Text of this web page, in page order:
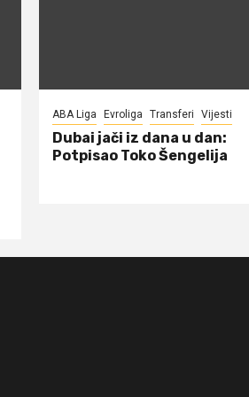
ABA Liga Evroliga Transferi Vijesti
Dubai jači iz dana u dan:
Potpisao Toko Šengelija